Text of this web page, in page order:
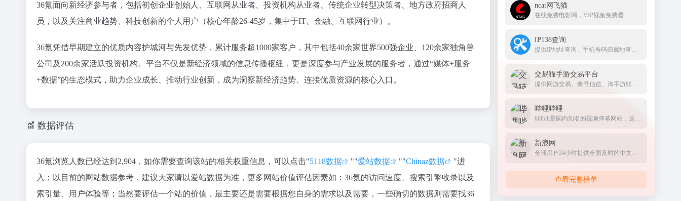
36氪面向新经济参与者，包括初创企业创始人、互联网从业者、投资机构从业者、传统企业转型决策者、地方政府招商人
员，以及关注商业趋势、科技创新的个人用户（核心年龄26-45岁，集中于IT、金融、互联网行业）。
36氪凭借早期建立的优质内容护城河与先发优势，累计服务超1000家客户，其中包括40余家世界500强企业、120余家独角兽
公司及200余家活跃投资机构。平台不仅是新经济领域的信息传播枢纽，更是深度参与产业发展的服务者，通过“媒体+服务
+数据”的生态模式，助力企业成长、推动行业创新，成为洞察新经济趋势、连接优质资源的核心入口。
数据评估
36氪浏览人数已经达到2,904，如你需要查询该站的相关权重信息，可以点击"5118数据 ""爱站数据 ""Chinaz数据
"进
入；以目前的网站数据参考，建议大家请以爱站数据为准，更多网站价值评估因素如：36氪的访问速度、搜索引擎收录以及
索引量、用户体验等；当然要评估一个站的价值，最主要还是需要根据您自身的需求以及需要，一些确切的数据则需要找36
ncat网飞猫
在线免费电影网，VIP视频免费看
IP138查询
提供IP地址查询、手机号码归属地查询、邮政编码查询及身份证号码验证等服务
交易猫手游交易平台
提供网游交易、账号估值、淘手游账号、装备道具交易、买号卖号、游戏代练、苹果代充值、游戏充值、首充号等服务，手游交易就上交易猫官网
哔哩哔哩
bilibili是国内知名的视频弹幕网站，这里有及时的动漫新番，活跃的ACG氛围，有创意的Up主。大家可以在这里找到许多欢乐。
新浪网
全球用户24小时提供全面及时的中文资讯
查看完整榜单